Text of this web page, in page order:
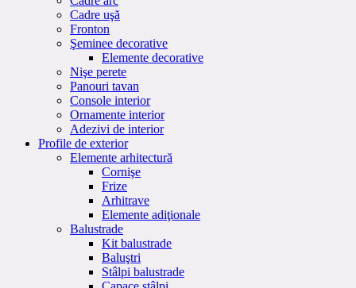
Cadre uşă
Fronton
Şeminee decorative
Elemente decorative
Nişe perete
Panouri tavan
Console interior
Ornamente interior
Adezivi de interior
Profile de exterior
Elemente arhitectură
Cornişe
Frize
Arhitrave
Elemente adiţionale
Balustrade
Kit balustrade
Baluştri
Stâlpi balustrade